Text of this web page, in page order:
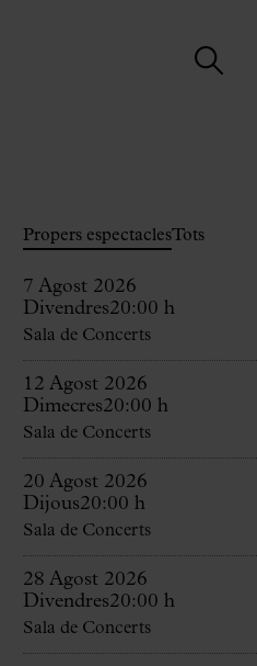
Propers espectaclesTots
7 Agost 2026
Divendres20:00 h
Sala de Concerts
12 Agost 2026
Dimecres20:00 h
Sala de Concerts
20 Agost 2026
Dijous20:00 h
Sala de Concerts
28 Agost 2026
Divendres20:00 h
Sala de Concerts